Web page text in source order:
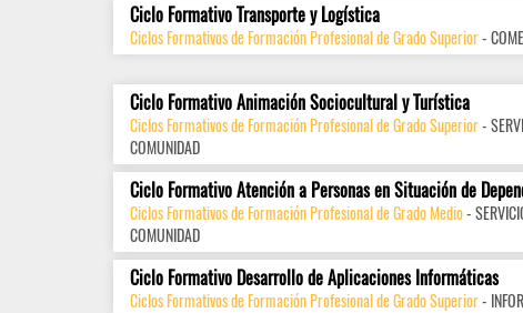
Ciclo Formativo Transporte y Logística
Ciclos Formativos de Formación Profesional de Grado Superior-
Ciclo Formativo Animación Sociocultural y Turística
Ciclos Formativos de Formación Profesional de Grado Superior-
COMUNIDAD
Ciclo Formativo Atención a Personas en Situación de
Ciclos Formativos de Formación Profesional de Grado Medio-
COMUNIDAD
Ciclo Formativo Desarrollo de Aplicaciones Informáticas
Ciclos Formativos de Formación Profesional de Grado Superior-